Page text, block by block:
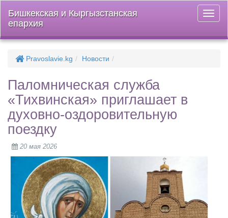
меню
Бишкекская и Кыргызстанская
епархия
Pravoslavie.kg Новости
Паломническая служба
«Тихвинская» приглашает в
духовно-оздоровительную
поездку
20 мая 2026